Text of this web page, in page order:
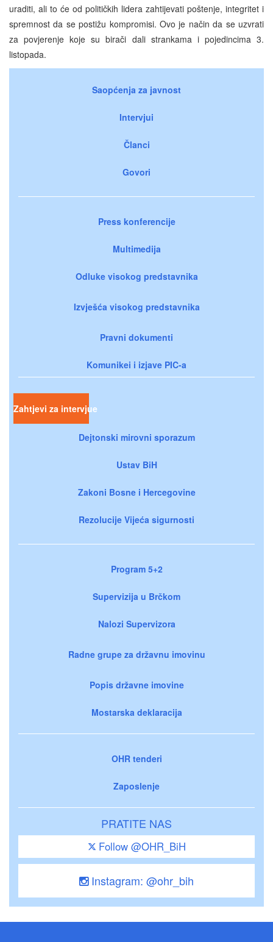
uraditi, ali to će od političkih lidera zahtijevati poštenje, integritet i
spremnost da se postižu kompromisi. Ovo je način da se uzvrati
za povjerenje koje su birači dali strankama i pojedincima 3.
listopada.
Saopćenja za javnost
Intervjui
Članci
Govori
Press konferencije
Multimedija
Odluke visokog predstavnika
Izvješća visokog predstavnika
Pravni dokumenti
Komunikei i izjave PIC-a
Zahtjevi za intervjue
Dejtonski mirovni sporazum
Ustav BiH
Zakoni Bosne i Hercegovine
Rezolucije Vijeća sigurnosti
Program 5+2
Supervizija u Brčkom
Nalozi Supervizora
Radne grupe za državnu imovinu
Popis državne imovine
Mostarska deklaracija
OHR tenderi
Zaposlenje
PRATITE NAS
Follow @OHR_BiH
Instagram: @ohr_bih